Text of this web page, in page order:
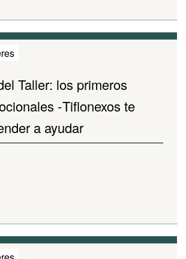
Taller: los primeros
- Tiflonexos te
a ayudar